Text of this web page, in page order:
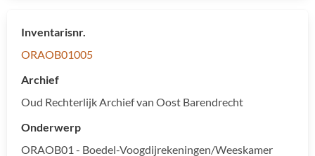
Inventarisnr.
ORAOB01005
Archief
Oud Rechterlijk Archief van Oost Barendrecht
Onderwerp
ORAOB01 - Boedel-Voogdijrekeningen/Weeskamer